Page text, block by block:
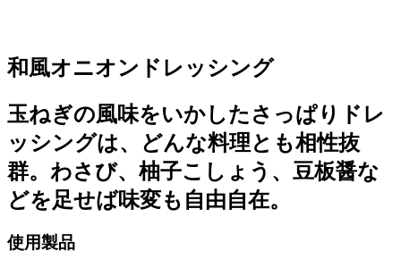
和風オニオンドレッシング
玉ねぎの風味をいかしたさっぱりドレ
ッシングは、どんな料理とも相性抜
群。わさび、柚子こしょう、豆板醤な
どを足せば味変も自由自在。
使用製品